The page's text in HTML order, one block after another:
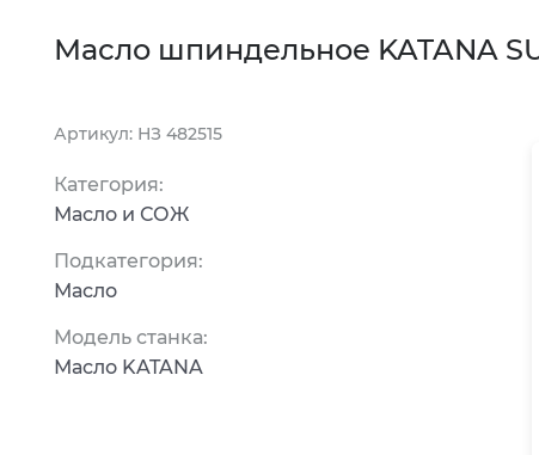
Масло шпиндельное KATANA
Артикул: НЗ 482515
Категория:
Масло и СОЖ
Подкатегория:
Масло
Модель станка:
Масло KATANA